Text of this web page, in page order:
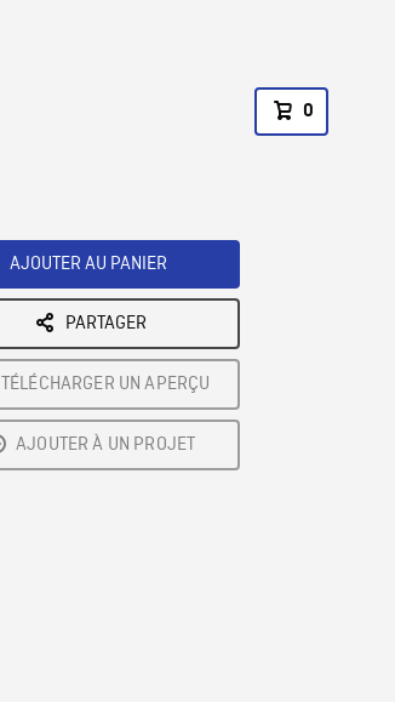
0
AJOUTER AU PANIER
PARTAGER
TÉLÉCHARGER UN APERÇU
AJOUTER À UN PROJET